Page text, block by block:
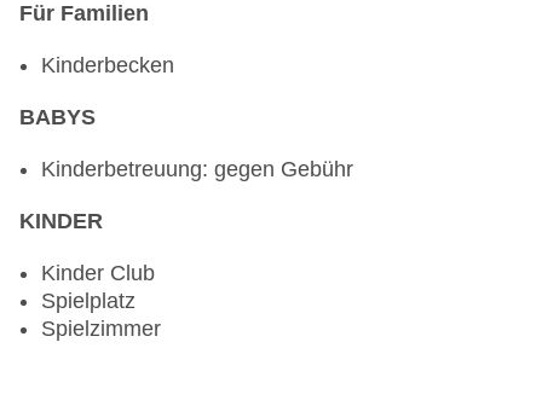
Für Familien
Kinderbecken
BABYS
Kinderbetreuung: gegen Gebühr
KINDER
Kinder Club
Spielplatz
Spielzimmer